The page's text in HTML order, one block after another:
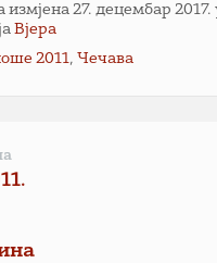
27. децембар 2017.
Вјера
2011 , Чечава